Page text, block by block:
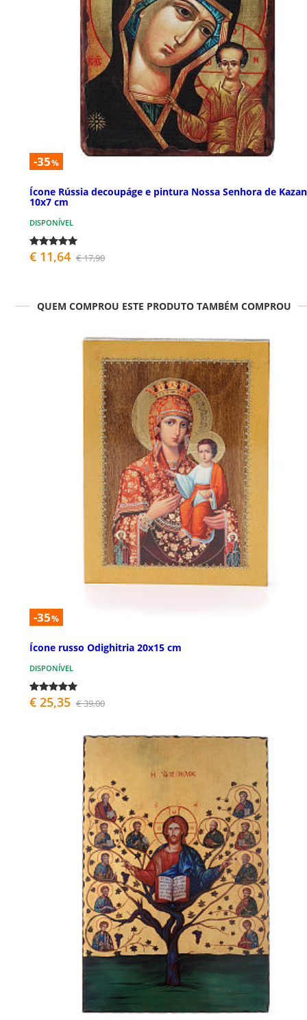
-35%
Ícone Rússia decoupáge e pintura Nossa Senhora de Kazan
10x7 cm
DISPONÍVEL
€ 11,64 € 17,90
QUEM COMPROU ESTE PRODUTO TAMBÉM COMPROU
-35%
Ícone russo Odighitria 20x15 cm
DISPONÍVEL
€ 25,35 € 39,00